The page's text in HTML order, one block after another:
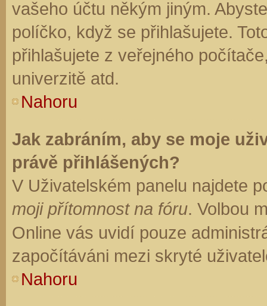
vašeho účtu někým jiným.
políčko, když se přihlašujete.
přihlašujete z veřejného
univerzitě atd.
Nahoru
Jak zabráním, aby se moje
právě přihlášených?
V Uživatelském panelu najdete
moji přítomnost na fóru. Volbou
Online vás uvidí pouze
započítáváni mezi skryté
Nahoru